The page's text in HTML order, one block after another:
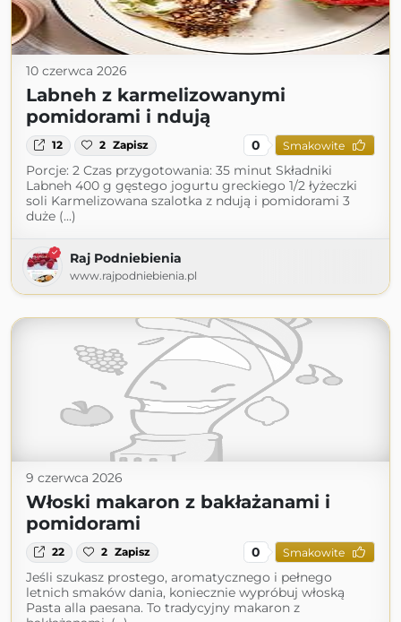
10 czerwca 2026
Labneh z karmelizowanymi
pomidorami i ndują
12 2 Zapisz 0 Smakowite
Porcje: 2 Czas przygotowania: 35 minut Składniki
Labneh 400 g gęstego jogurtu greckiego 1/2 łyżeczki
soli Karmelizowana szalotka z ndują i pomidorami 3
duże (...)
Raj Podniebienia
www.rajpodniebienia.pl
9 czerwca 2026
Włoski makaron z bakłażanami i
pomidorami
22 2 Zapisz 0 Smakowite
Jeśli szukasz prostego, aromatycznego i pełnego
letnich smaków dania, koniecznie wypróbuj włoską
Pasta alla paesana. To tradycyjny makaron z